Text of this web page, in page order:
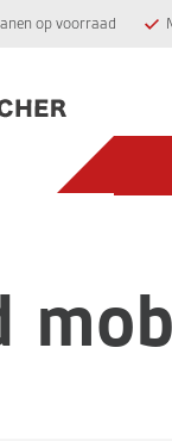
op voorraad